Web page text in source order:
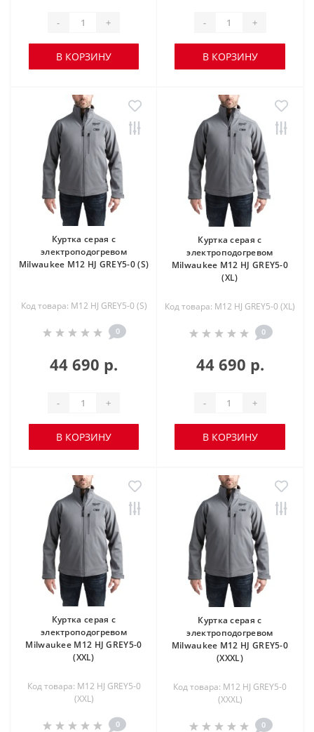
- +
В КОРЗИНУ
- +
В КОРЗИНУ
Куртка серая c
электроподогревом
Milwaukee M12 HJ GREY5-0 (S)
Код товара: M12 HJ GREY5-0 (S)
0
44 690 р.
- +
В КОРЗИНУ
Куртка серая c
электроподогревом
Milwaukee M12 HJ GREY5-0
(XL)
Код товара: M12 HJ GREY5-0 (XL)
0
44 690 р.
- +
В КОРЗИНУ
Куртка серая c
электроподогревом
Milwaukee M12 HJ GREY5-0
(XXL)
Код товара: M12 HJ GREY5-0
(XXL)
0
Куртка серая c
электроподогревом
Milwaukee M12 HJ GREY5-0
(XXXL)
Код товара: M12 HJ GREY5-0
(XXXL)
0